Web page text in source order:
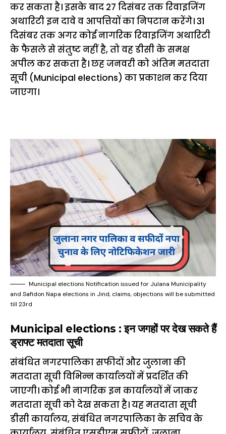
कर सकता है। इसके बाद 27 दिसंबर तक रिवाइजिंग
अथारिटी इन दावे व आपत्तियों का निपटान करेंगे। 31
दिसंबर तक अगर कोई नागरिक रिवाइजिंग अथारिटी
के फैसले से संतुष्ट नहीं है, तो वह डीसी के समक्ष
अपील कर सकता है। छह जनवरी को अंतिम मतदाता
सूची (Municipal elections) का प्रकाशन कर दिया
जाएगा।
Municipal elections Notification issued for Julana Municipality
and Safidon Napa elections in Jind, claims, objections will be submitted
till 23rd
Municipal elections : इन जगहों पर देख सकते हैं
ड्राफ्ट मतदाता सूची
संबंधित नगरपालिका सफीदों और जुलाना की
मतदाता सूची विभिन्न कार्यालयों में प्रदर्शित की
जाएगी। कोई भी नागरिक इन कार्यालयों में जाकर
मतदाता सूची को देख सकता है। यह मतदाता सूची
डीसी कार्यालय, संबंधित नगरपालिका के सचिव के